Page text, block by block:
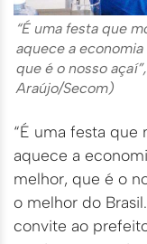
“É uma festa que
aquece a
que é o nosso
Araújo/Secom)
“É uma festa
aquece a
melhor, que é o
o melhor do
convite ao